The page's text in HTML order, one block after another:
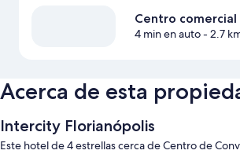
Centro comercial
4 min en auto- 2.7
Acerca de esta
Intercity Florianópolis
Este hotel de 4 estrellas cerca de Centro de